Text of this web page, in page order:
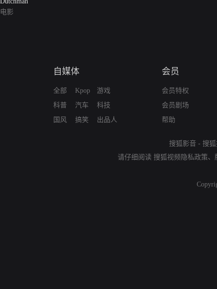
电影
自媒体
全部
科普
国风
Kpop
汽车
搞笑
游戏
科技
出品人
会员
会员特权
会员剧场
帮助
搜狐影音 - 搜
请仔细阅读 搜狐视频隐私政策、